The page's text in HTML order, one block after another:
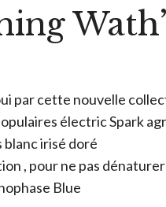
par cette nouvelle
électric Spark
blanc irisé doré
, pour ne pas
Blue